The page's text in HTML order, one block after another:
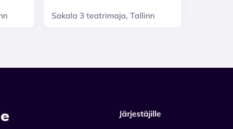
Sakala 3 teatrimaja, Tallinn
Järjestäjille